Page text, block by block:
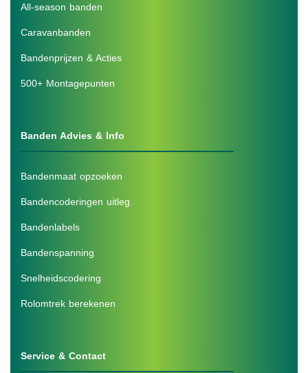
All-season banden
Caravanbanden
Bandenprijzen & Acties
500+ Montagepunten
Banden Advies & Info
Bandenmaat opzoeken
Bandencoderingen uitleg
Bandenlabels
Bandenspanning
Snelheidscodering
Rolomtrek berekenen
Service & Contact